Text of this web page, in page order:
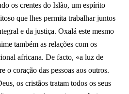
os crentes do Islão, um espírito
que lhes permita trabalhar juntos
e da justiça. Oxalá este mesmo
também as relações com os
africana. De facto, «a luz de
o coração das pessoas aos outros.
os cristãos tratam todos os seus